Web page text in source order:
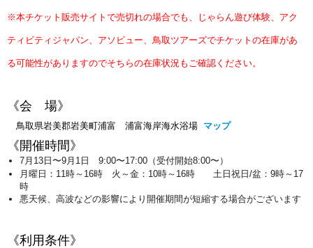
※本チケット販売サイトで売切れの場合でも、じゃらん遊び体験、アク
ティビティジャパン、アソビュー、鳥取ツアーズでチケットの在庫があ
る可能性がありますのでそちらの在庫状況もご確認ください。
《会 場》
鳥取県岩美郡岩美町浦富 浦富海岸海水浴場 マップ
《開催時間》
7月13日〜9月1日 9:00〜17:00（受付開始8:00〜）
月曜日：11時～16時 火～金：10時～16時 土日祝日/盆：9時～17
時
悪天候、高波などの影響により開催期間が短縮する場合がございます
《利用条件》